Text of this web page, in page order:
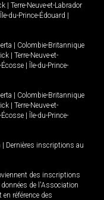
| Terre-Neuve-et-Labrador
Île-du-Prince-Édouard |
| Colombie-Britannique
| Terre-Neuve-et-
Écosse | Île-du-Prince-
| Colombie-Britannique
| Terre-Neuve-et-
Écosse | Île-du-Prince-
| Dernières inscriptions au
des inscriptions
de l'Association
référence des